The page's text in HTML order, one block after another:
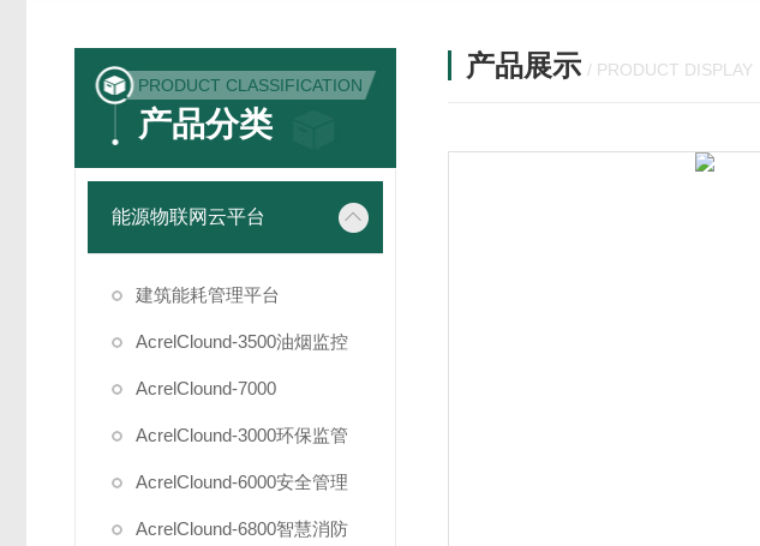
PRODUCT CLASSIFICATION
产品分类
能源物联网云平台
建筑能耗管理平台
AcrelClound-3500油烟监控
AcrelClound-7000
AcrelClound-3000环保监管
AcrelClound-6000安全管理
AcrelClound-6800智慧消防
产品展示 / PRODUCT DISPLAY